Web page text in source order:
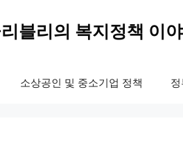
블리의 복지정책 이
소상공인 및 중소기업 정책